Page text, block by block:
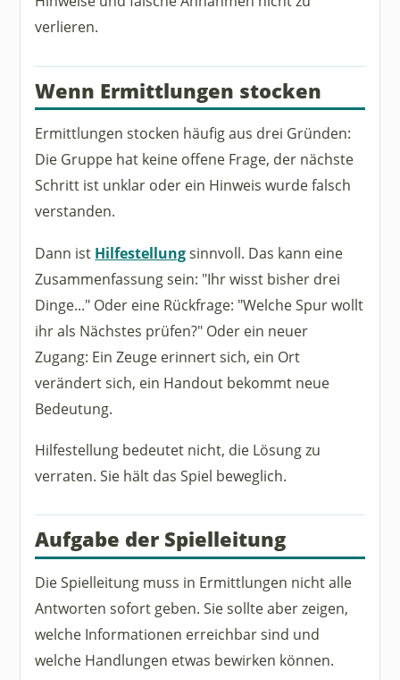
verlieren.
Wenn Ermittlungen stocken
Ermittlungen stocken häufig aus drei Gründen:
Die Gruppe hat keine offene Frage, der nächste
Schritt ist unklar oder ein Hinweis wurde falsch
verstanden.
Dann ist Hilfestellungsinnvoll. Das kann eine
Zusammenfassung sein: "Ihr wisst bisher drei
Dinge..." Oder eine Rückfrage: "Welche Spur wollt
ihr als Nächstes prüfen?" Oder ein neuer
Zugang: Ein Zeuge erinnert sich, ein Ort
verändert sich, ein Handout bekommt neue
Bedeutung.
Hilfestellung bedeutet nicht, die Lösung zu
verraten. Sie hält das Spiel beweglich.
Aufgabe der Spielleitung
Die Spielleitung muss in Ermittlungen nicht alle
Antworten sofort geben. Sie sollte aber zeigen,
welche Informationen erreichbar sind und
welche Handlungen etwas bewirken können.